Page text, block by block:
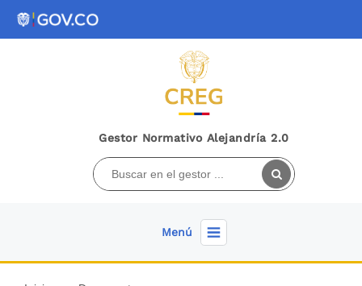
Gestor Normativo Alejandría 2.0
Menú